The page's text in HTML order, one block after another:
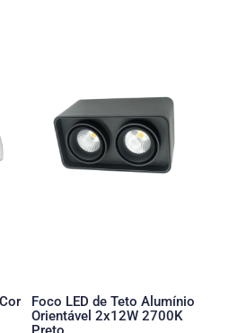
Foco LED de Teto Alumínio
Orientável 2x12W 2700K